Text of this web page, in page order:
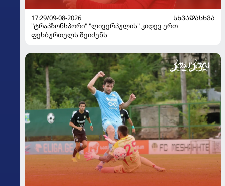
17:29/09-08-2026
ᲡᲮᲕᲐᲓᲐᲡᲮᲕᲐ
"ტრაპზონსპორი" "ლივერპულის" კიდევ ერთ
ფეხბურთელს შეიძენს